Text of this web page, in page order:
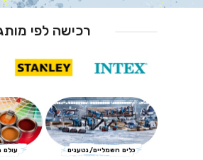
רכישה לפי
עולם כלים חשמליים/נטענים